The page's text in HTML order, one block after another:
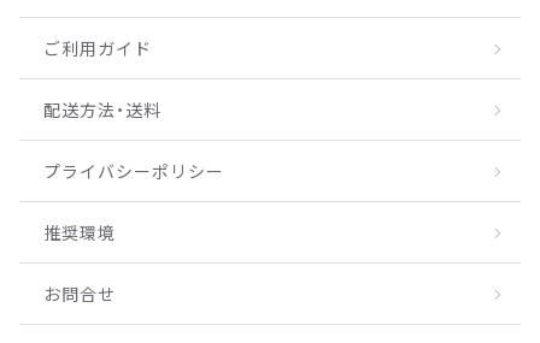
ご利用ガイド
配送方法・送料
プライバシーポリシー
推奨環境
お問合せ